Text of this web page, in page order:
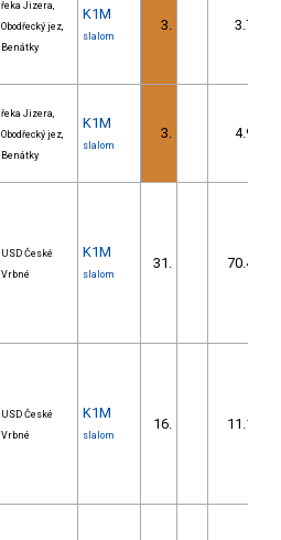
řeka Jizera,
Obodřecký jez,
Benátky
K1M
slalom
3. 3.75
řeka Jizera,
Obodřecký jez,
Benátky
K1M
slalom
3. 4.90
USD České
Vrbné
K1M
slalom
31. 70.44
USD České
Vrbné
K1M
slalom
16. 11.16